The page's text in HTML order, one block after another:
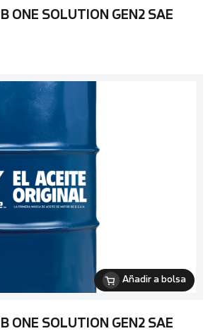
ONE SOLUTION GEN2 SAE
Añadir a bolsa
ONE SOLUTION GEN2 SAE